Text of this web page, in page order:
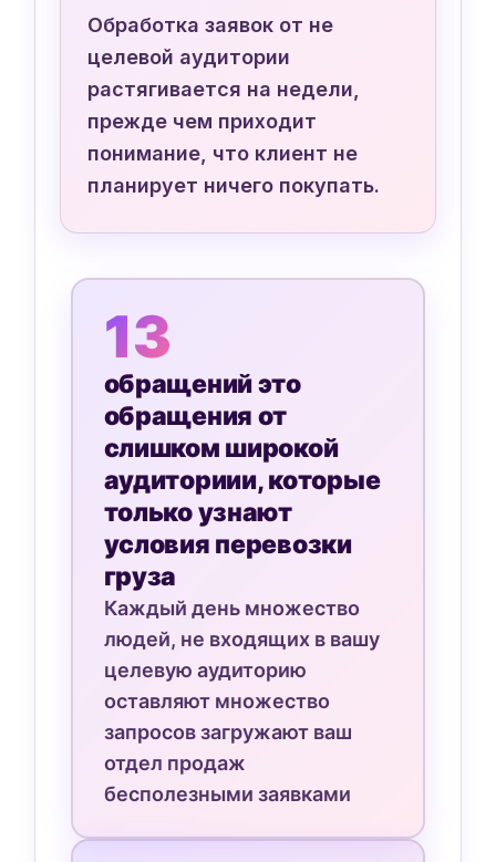
Обработка заявок от не
целевой аудитории
растягивается на недели,
прежде чем приходит
понимание, что клиент не
планирует ничего покупать.
13
обращений это
обращения от
слишком широкой
аудиториии, которые
только узнают
условия перевозки
груза
Каждый день множество
людей, не входящих в вашу
целевую аудиторию
оставляют множество
запросов загружают ваш
отдел продаж
бесполезными заявками